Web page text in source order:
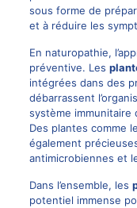
sous forme de
et à réduire les
En naturopathie,
préventive. Les
intégrées dans des
débarrassent
système immunitaire
Des plantes comme le
également
antimicrobiennes et
Dans l’ensemble, les
potentiel immense